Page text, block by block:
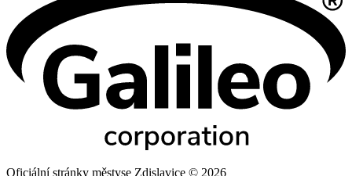
Oficiální stránky městyse Zdislavice © 2026